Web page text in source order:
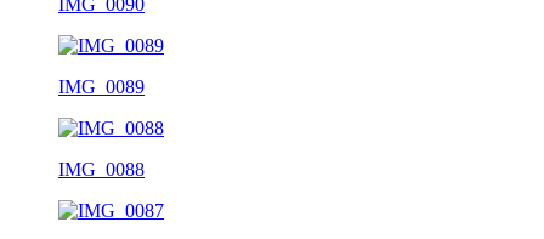
IMG_0089
IMG_0088